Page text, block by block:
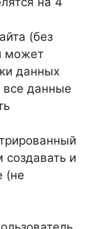
(без
может
данных
все данные
создавать и
(не